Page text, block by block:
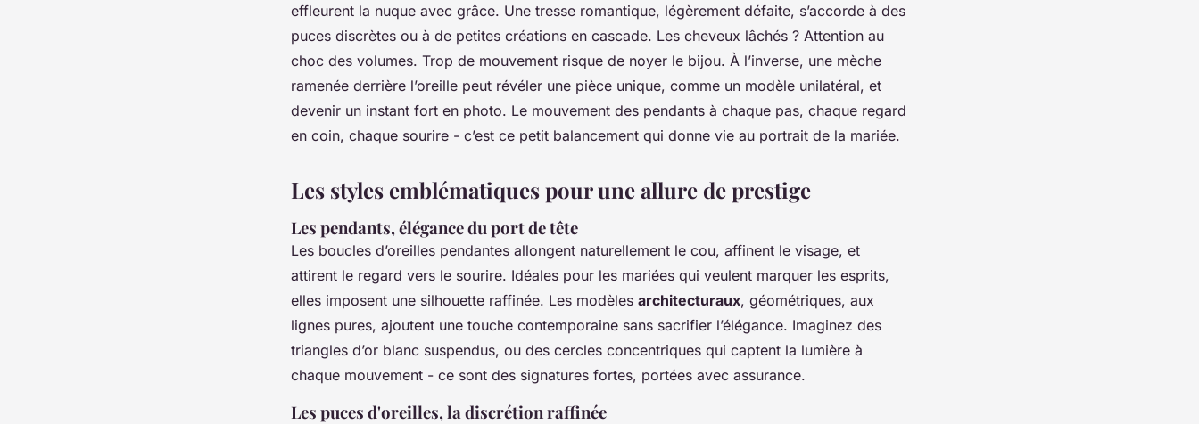
effleurent la nuque avec grâce. Une tresse romantique, légèrement défaite, s’accorde à des
puces discrètes ou à de petites créations en cascade. Les cheveux lâchés ? Attention au
choc des volumes. Trop de mouvement risque de noyer le bijou. À l’inverse, une mèche
ramenée derrière l’oreille peut révéler une pièce unique, comme un modèle unilatéral, et
devenir un instant fort en photo. Le mouvement des pendants à chaque pas, chaque regard
en coin, chaque sourire - c’est ce petit balancement qui donne vie au portrait de la mariée.
Les styles emblématiques pour une allure de prestige
Les pendants, élégance du port de tête
Les boucles d’oreilles pendantes allongent naturellement le cou, affinent le visage, et
attirent le regard vers le sourire. Idéales pour les mariées qui veulent marquer les esprits,
elles imposent une silhouette raffinée. Les modèles architecturaux, géométriques, aux
lignes pures, ajoutent une touche contemporaine sans sacrifier l’élégance. Imaginez des
triangles d’or blanc suspendus, ou des cercles concentriques qui captent la lumière à
chaque mouvement - ce sont des signatures fortes, portées avec assurance.
Les puces d'oreilles, la discrétion raffinée